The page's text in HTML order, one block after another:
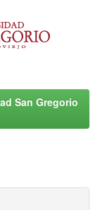
San Gregorio